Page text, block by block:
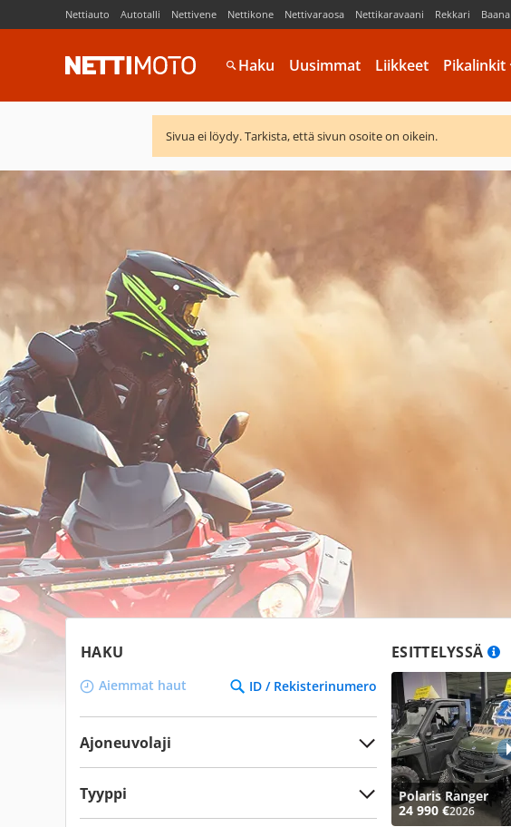
Nettiauto Autotalli Nettivene Nettikone Nettivaraosa Nettikaravaani Rekkari Baana
Haku Uusimmat Liikkeet Pikalinkit
Sivua ei löydy. Tarkista, että sivun osoite on oikein.
HAKU
Aiemmat haut ID / Rekisterinumero
Ajoneuvolaji
Tyyppi
ESITTELYSSÄ
Polaris Ranger
24 990 €2026